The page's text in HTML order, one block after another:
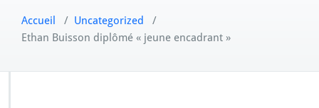
Accueil / Uncategorized
/
Ethan Buisson diplômé « jeune encadrant »